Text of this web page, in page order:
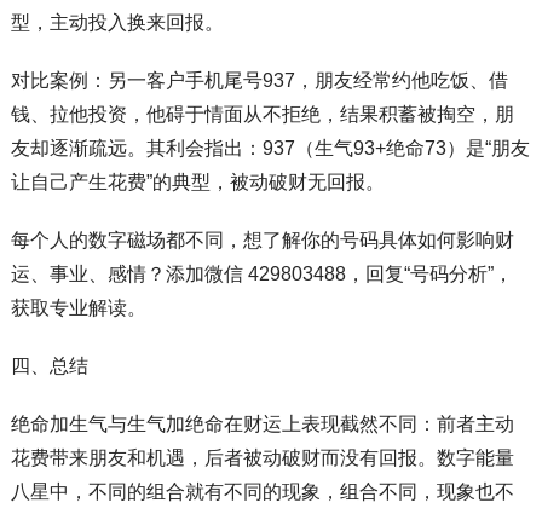
型，主动投入换来回报。
对比案例：另一客户手机尾号937，朋友经常约他吃饭、借
钱、拉他投资，他碍于情面从不拒绝，结果积蓄被掏空，朋
友却逐渐疏远。其利会指出：937（生气93+绝命73）是“朋友
让自己产生花费”的典型，被动破财无回报。
每个人的数字磁场都不同，想了解你的号码具体如何影响财
运、事业、感情？添加微信 429803488，回复“号码分析”，
获取专业解读。
四、总结
绝命加生气与生气加绝命在财运上表现截然不同：前者主动
花费带来朋友和机遇，后者被动破财而没有回报。数字能量
八星中，不同的组合就有不同的现象，组合不同，现象也不